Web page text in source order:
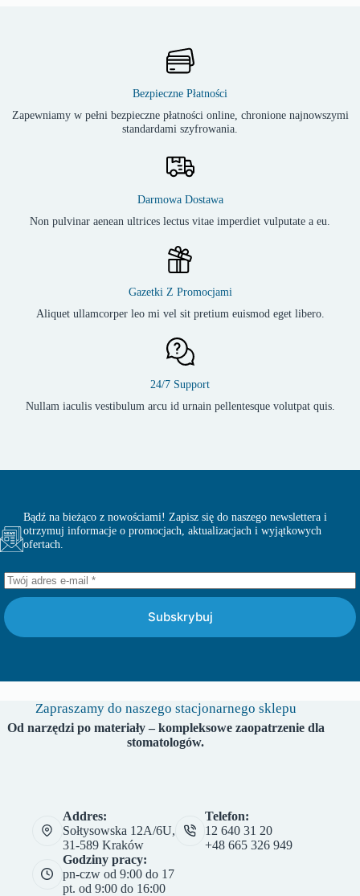
Bezpieczne Płatności
Zapewniamy w pełni bezpieczne płatności online, chronione najnowszymi
standardami szyfrowania.
Darmowa Dostawa
Non pulvinar aenean ultrices lectus vitae imperdiet vulputate a eu.
Gazetki Z Promocjami
Aliquet ullamcorper leo mi vel sit pretium euismod eget libero.
24/7 Support
Nullam iaculis vestibulum arcu id urnain pellentesque volutpat quis.
Bądź na bieżąco z nowościami! Zapisz się do naszego newslettera i
otrzymuj informacje o promocjach, aktualizacjach i wyjątkowych
ofertach.
Subskrybuj
Zapraszamy do naszego stacjonarnego sklepu
Od narzędzi po materiały – kompleksowe zaopatrzenie dla
stomatologów.
Addres:
Sołtysowska 12A/6U,
31-589 Kraków
Telefon:
12 640 31 20
+48 665 326 949
Godziny pracy:
pn-czw od 9:00 do 17
pt. od 9:00 do 16:00